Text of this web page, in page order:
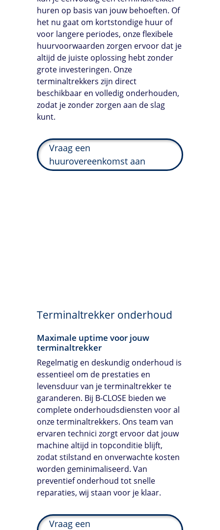
huren op basis van jouw behoeften. Of
het nu gaat om kortstondige huur of
voor langere periodes, onze flexibele
huurvoorwaarden zorgen ervoor dat je
altijd de juiste oplossing hebt zonder
grote investeringen. Onze
terminaltrekkers zijn direct
beschikbaar en volledig onderhouden,
zodat je zonder zorgen aan de slag
kunt.
Vraag een
huurovereenkomst aan
Terminaltrekker onderhoud
Maximale uptime voor jouw
terminaltrekker
Regelmatig en deskundig onderhoud is
essentieel om de prestaties en
levensduur van je terminaltrekker te
garanderen. Bij B-CLOSE bieden we
complete onderhoudsdiensten voor al
onze terminaltrekkers. Ons team van
ervaren technici zorgt ervoor dat jouw
machine altijd in topconditie blijft,
zodat stilstand en onverwachte kosten
worden geminimaliseerd. Van
preventief onderhoud tot snelle
reparaties, wij staan voor je klaar.
Vraag een